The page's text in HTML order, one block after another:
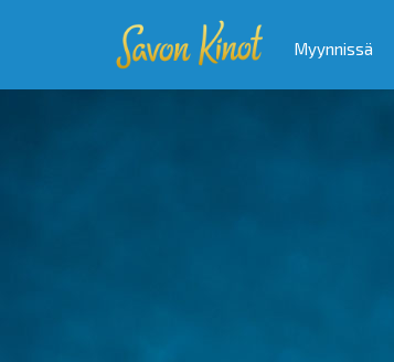
Myynnissä